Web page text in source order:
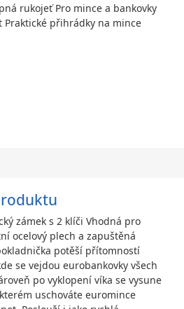
rukojeť Pro mince a bankovky
přihrádky na mince
zámek s 2 klíči Vhodná pro
ocelový plech a zapuštěná
potěší přítomností
se vejdou eurobankovky všech
po vyklopení víka se vysune
uschováte euromince